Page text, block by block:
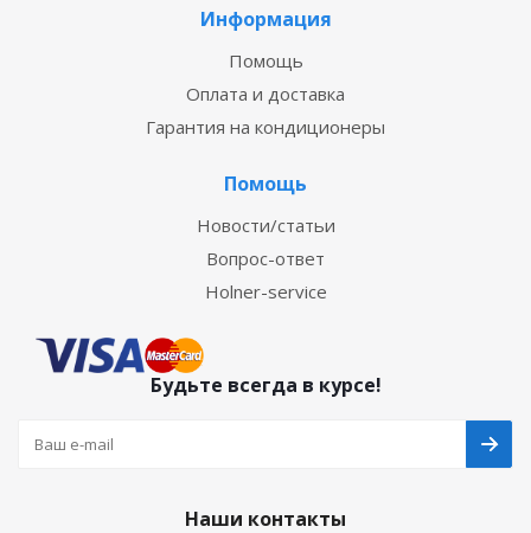
Информация
Помощь
Оплата и доставка
Гарантия на кондиционеры
Помощь
Новости/статьи
Вопрос-ответ
Holner-service
Будьте всегда в курсе!
Наши контакты